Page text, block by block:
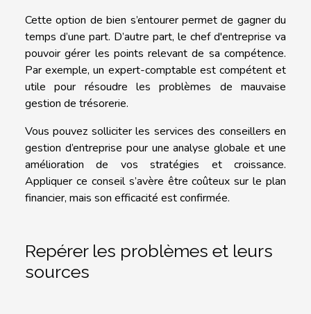
Cette option de bien s’entourer permet de gagner du
temps d’une part. D’autre part, le chef d'entreprise va
pouvoir gérer les points relevant de sa compétence.
Par exemple, un expert-comptable est compétent et
utile pour résoudre les problèmes de mauvaise
gestion de trésorerie.
Vous pouvez solliciter les services des conseillers en
gestion d’entreprise pour une analyse globale et une
amélioration de vos stratégies et croissance.
Appliquer ce conseil s’avère être coûteux sur le plan
financier, mais son efficacité est confirmée.
Repérer les problèmes et leurs
sources